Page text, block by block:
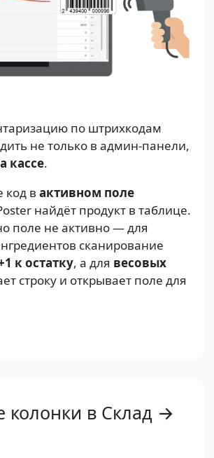
по штрихкодам
не только в админ-панели,
кассе.
код в активном поле
найдёт продукт в таблице.
поле не активно — для
сканирование
к остатку, а для весовых
строку и открывает поле для
колонки в Склад →